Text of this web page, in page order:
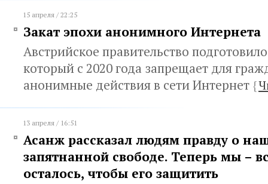
15 апреля / 22:25
Закат эпохи анонимного Интернета
Австрийское правительство
который с 2020 года запрещает для
анонимные действия в сети Интернет {
13 апреля / 16:51
Асанж рассказал людям правду о
запятнанной свободе. Теперь мы –
осталось, чтобы его защитить